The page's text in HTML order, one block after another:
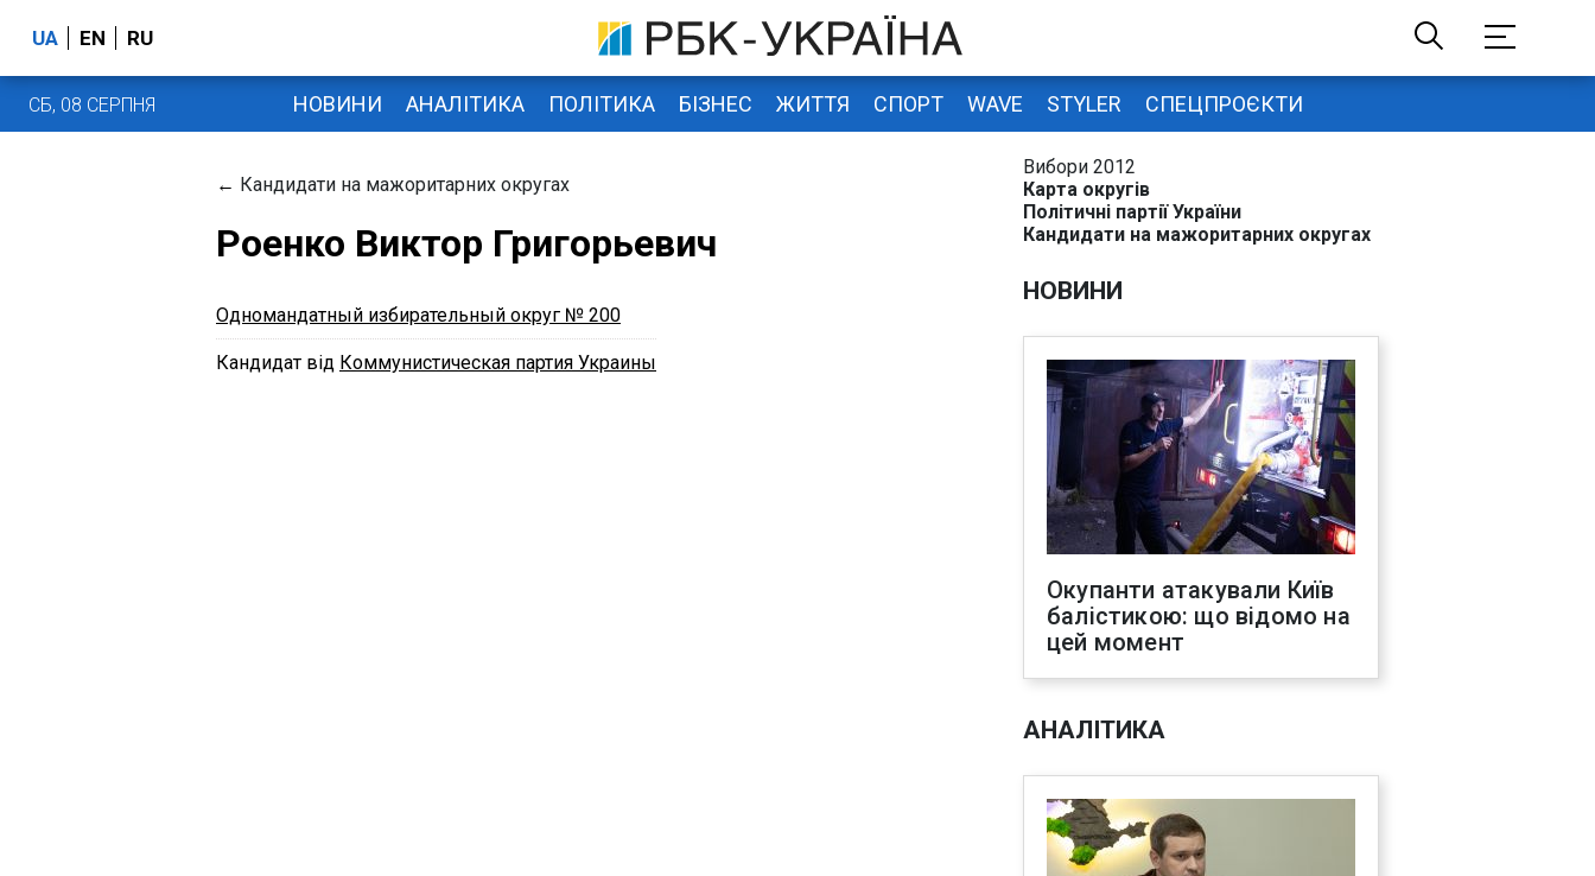
UA EN RU
СБ, 08 СЕРПНЯ НОВИНИ АНАЛІТИКА ПОЛІТИКА БІЗНЕС ЖИТТЯ СПОРТ WAVE STYLER СПЕЦПРОЄКТИ
← Кандидати на мажоритарних округах
Роенко Виктор Григорьевич
Одномандатный избирательный округ № 200
Кандидат від Коммунистическая партия Украины
Вибори 2012
Карта округів
Політичні партії України
Кандидати на мажоритарних округах
НОВИНИ
Окупанти атакували Київ
балістикою: що відомо на
цей момент
АНАЛІТИКА